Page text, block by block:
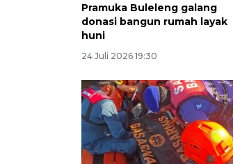
Pramuka Buleleng galang
donasi bangun rumah layak
huni
24 Juli 2026 19:30